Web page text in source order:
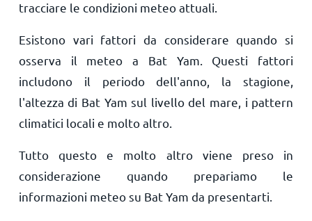
tracciare le condizioni meteo attuali.
Esistono vari fattori da considerare quando si
osserva il meteo a Bat Yam. Questi fattori
includono il periodo dell'anno, la stagione,
l'altezza di Bat Yam sul livello del mare, i pattern
climatici locali e molto altro.
Tutto questo e molto altro viene preso in
considerazione quando prepariamo le
informazioni meteo su Bat Yam da presentarti.